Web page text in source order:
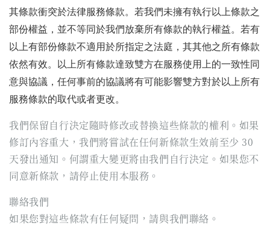
其條款衝突於法律服務條款。若我們未擁有執行以上條款之
部份權益，並不等同於我們放棄所有條款的執行權益。若有
以上有部份條款不適用於所指定之法庭，其其他之所有條款
依然有效。以上所有條款達致雙方在服務使用上的一致性同
意與協議，任何事前的協議將有可能影響雙方對於以上所有
服務條款的取代或者更改。
我們保留自行決定隨時修改或替換這些條款的權利。如果
修訂內容重大，我們將嘗試在任何新條款生效前至少 30
天發出通知。何謂重大變更將由我們自行決定。如果您不
同意新條款，請停止使用本服務。
聯絡我們
如果您對這些條款有任何疑問，請與我們聯絡。